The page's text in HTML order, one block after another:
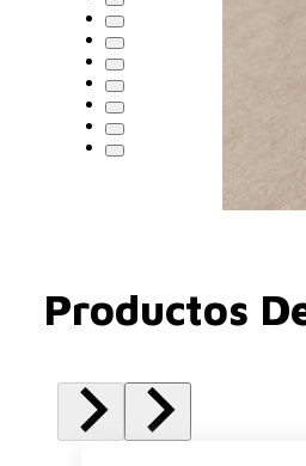
Productos